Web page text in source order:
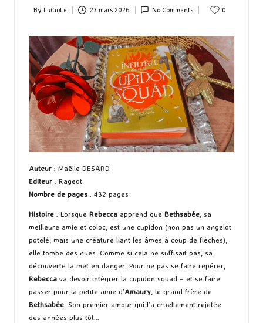
Posted
By LuCioLe 23 mars 2026 No Comments 0
Auteur : Maëlle DESARD
Editeur : Rageot
Nombre de pages : 432 pages
Histoire : Lorsque Rebecca apprend que Bethsabée, sa
meilleure amie et coloc, est une cupidon (non pas un angelot
potelé, mais une créature liant les âmes à coup de flèches),
elle tombe des nues. Comme si cela ne suffisait pas, sa
découverte la met en danger. Pour ne pas se faire repérer,
Rebecca va devoir intégrer la cupidon squad – et se faire
passer pour la petite amie d’Amaury, le grand frère de
Bethsabée. Son premier amour qui l’a cruellement rejetée
des années plus tôt…